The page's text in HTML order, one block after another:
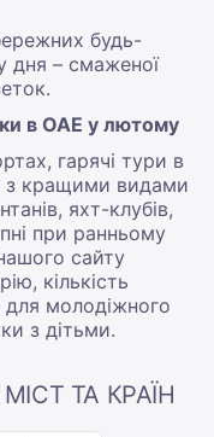
будь-
дня – смаженої
в ОАЕ у лютому
гарячі тури в
з кращими видами
яхт-клубів,
при ранньому
сайту
кількість
для молодіжного
з дітьми.
ТА КРАЇН